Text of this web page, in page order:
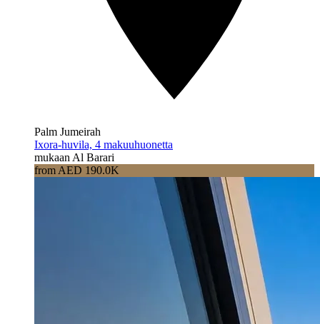
Palm Jumeirah
Ixora-huvila, 4 makuuhuonetta
mukaan Al Barari
from AED 190.0K